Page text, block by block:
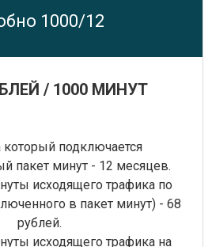
1000/12
/ 1000 МИНУТ
который подключается
пакет минут - 12 месяцев.
исходящего трафика по
в пакет минут) - 68
рублей.
исходящего трафика на